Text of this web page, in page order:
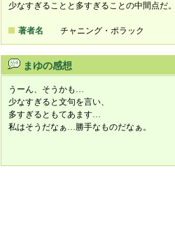
少なすぎることと多すぎることの中間点だ
著者名 チャニング・ポラック
まゆの感想
うーん、そうかも…
少なすぎると文句を言い、
多すぎるともてあます…
私はそうだなぁ…勝手なものだなぁ。